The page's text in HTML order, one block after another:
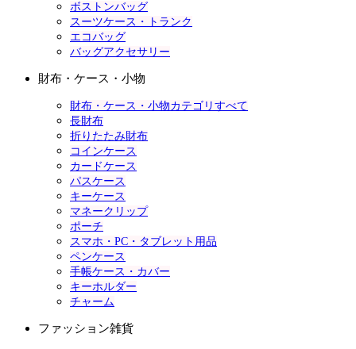
ボストンバッグ
スーツケース・トランク
エコバッグ
バッグアクセサリー
財布・ケース・小物
財布・ケース・小物カテゴリすべて
長財布
折りたたみ財布
コインケース
カードケース
パスケース
キーケース
マネークリップ
ポーチ
スマホ・PC・タブレット用品
ペンケース
手帳ケース・カバー
キーホルダー
チャーム
ファッション雑貨